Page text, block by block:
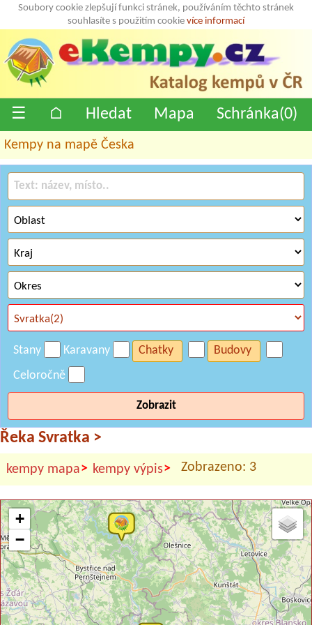
Soubory cookie zlepšují funkci stránek, používáním těchto stránek
souhlasíte s použitím cookie více informací
☰ ⌂ Hledat Mapa Schránka(0)
Kempy na mapě Česka
Stany Karavany Chatky
Budovy
Celoročně
Zobrazit
Řeka Svratka >
kempy mapa> kempy výpis> Zobrazeno: 3
+
−